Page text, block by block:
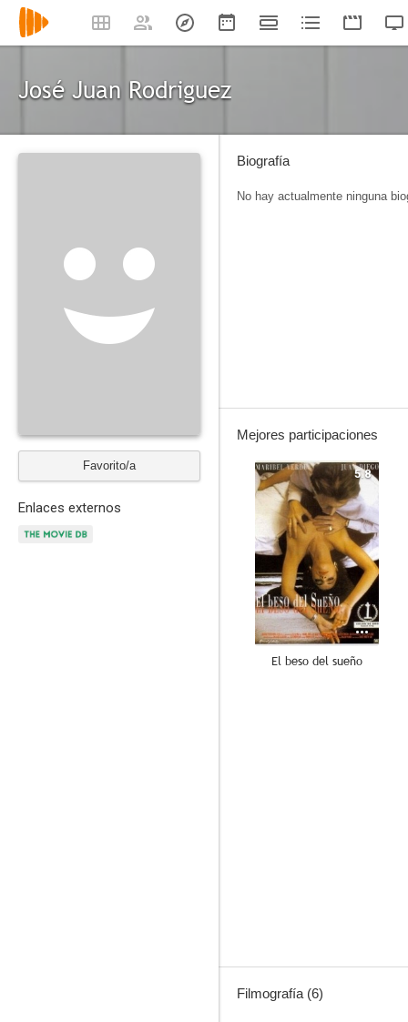
José Juan Rodriguez
Favorito/a
Enlaces externos
Biografía
No hay actualmente ninguna
Mejores participaciones
5.8
El beso del sueño
Filmografía (6)